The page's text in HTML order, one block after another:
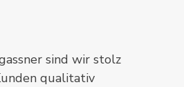
sind wir stolz
qualitativ